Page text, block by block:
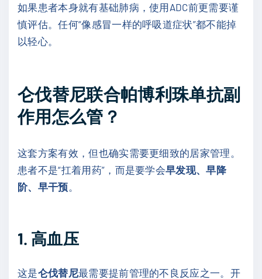
如果患者本身就有基础肺病，使用ADC前更需要谨
慎评估。任何“像感冒一样的呼吸道症状”都不能掉
以轻心。
仑伐替尼联合帕博利珠单抗副
作用怎么管？
这套方案有效，但也确实需要更细致的居家管理。
患者不是“扛着用药”，而是要学会早发现、早降
阶、早干预。
1. 高血压
这是仑伐替尼最需要提前管理的不良反应之一。开